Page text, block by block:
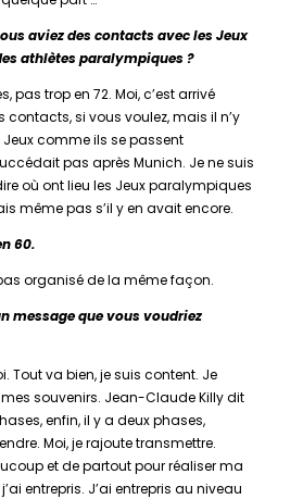
aviez des contacts avec les Jeux
athlètes paralympiques ?
pas trop en 72. Moi, c’est arrivé
contacts, si vous voulez, mais il n’y
comme ils se passent
pas après Munich. Je ne suis
où ont lieu les Jeux paralympiques
même pas s’il y en avait encore.
60.
organisé de la même façon.
message que vous voudriez
Tout va bien, je suis content. Je
souvenirs. Jean-Claude Killy dit
enfin, il y a deux phases,
Moi, je rajoute transmettre.
et de partout pour réaliser ma
entrepris. J’ai entrepris au niveau